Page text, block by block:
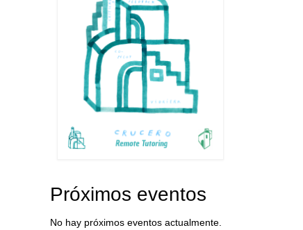
Próximos eventos
No hay próximos eventos actualmente.